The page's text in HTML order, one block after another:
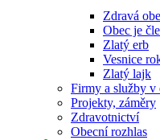
Zdravá
Obec je
Zlatý erb
Vesnice
Zlatý lajk
Firmy a služby v
Projekty, záměry
Zdravotnictví
Obecní rozhlas